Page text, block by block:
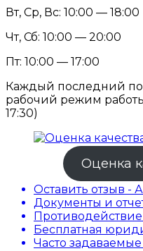
Вт, Ср, Вс: 10:00 — 18:00
Чт, Сб: 10:00 — 20:00
Пт: 10:00 — 17:00
Каждый последний
рабочий режим
17:30)
Оценка
Оставить отзыв -
Документы и
Бесплатная
Часто